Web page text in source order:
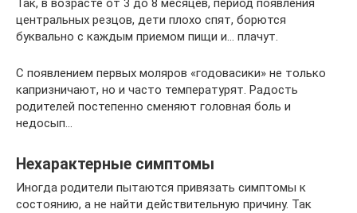
Так, в возрасте от 3 до 8 месяцев, период появления
центральных резцов, дети плохо спят, борются
буквально с каждым приемом пищи и… плачут.
С появлением первых моляров «годовасики» не только
капризничают, но и часто температурят. Радость
родителей постепенно сменяют головная боль и
недосып…
Нехарактерные симптомы
Иногда родители пытаются привязать симптомы к
состоянию, а не найти действительную причину. Так